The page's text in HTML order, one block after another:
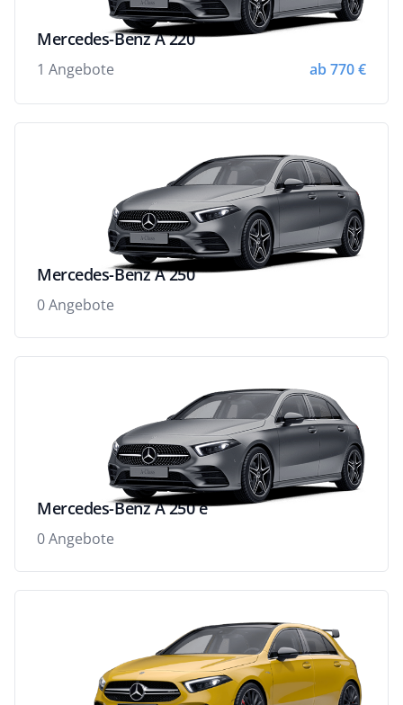
Mercedes-Benz A 220
1 Angebote ab 770 €
Mercedes-Benz A 250
0 Angebote
Mercedes-Benz A 250 e
0 Angebote